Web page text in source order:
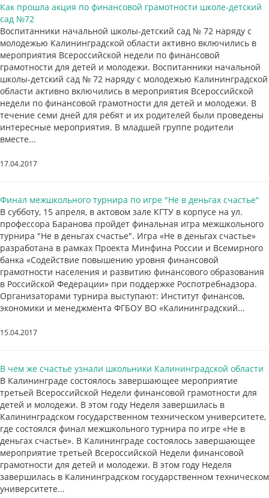
Как прошла акция по финансовой грамотности школе-детский
сад №72
Воспитанники начальной школы-детский сад № 72 наряду с
молодежью Калининградской области активно включились в
мероприятия Всероссийской недели по финансовой
грамотности для детей и молодежи. Воспитанники начальной
школы-детский сад № 72 наряду с молодежью Калининградской
области активно включились в мероприятия Всероссийской
недели по финансовой грамотности для детей и молодежи. В
течение семи дней для ребят и их родителей были проведены
интересные мероприятия. В младшей группе родители
вместе...
17.04.2017
Финал межшкольного турнира по игре "Не в деньгах счастье"
В субботу, 15 апреля, в актовом зале КГТУ в корпусе на ул.
профессора Баранова пройдет финальная игра межшкольного
турнира "Не в деньгах счастье". Игра «Не в деньгах счастье»
разработана в рамках Проекта Минфина России и Всемирного
банка «Содействие повышению уровня финансовой
грамотности населения и развитию финансового образования
в Российской Федерации» при поддержке Роспотребнадзора.
Организаторами турнира выступают: Институт финансов,
экономики и менеджмента ФГБОУ ВО «Калининградский...
15.04.2017
В чем же счастье узнали школьники Калининградской области
В Калининграде состоялось завершающее мероприятие
третьей Всероссийской Недели финансовой грамотности для
детей и молодежи. В этом году Неделя завершилась в
Калининградском государственном техническом университете,
где состоялся финал межшкольного турнира по игре «Не в
деньгах счастье». В Калининграде состоялось завершающее
мероприятие третьей Всероссийской Недели финансовой
грамотности для детей и молодежи. В этом году Неделя
завершилась в Калининградском государственном техническом
университете...